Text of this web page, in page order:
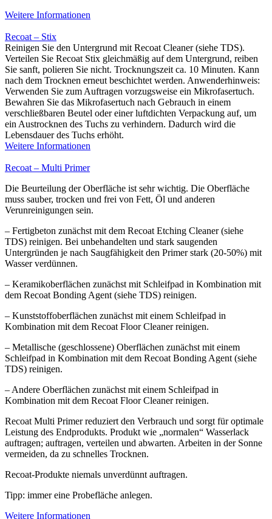
Weitere Informationen
Recoat – Stix
Reinigen Sie den Untergrund mit Recoat Cleaner (siehe TDS).
Verteilen Sie Recoat Stix gleichmäßig auf dem Untergrund, reiben
Sie sanft, polieren Sie nicht. Trocknungszeit ca. 10 Minuten. Kann
nach dem Trocknen erneut beschichtet werden. Anwenderhinweis:
Verwenden Sie zum Auftragen vorzugsweise ein Mikrofasertuch.
Bewahren Sie das Mikrofasertuch nach Gebrauch in einem
verschließbaren Beutel oder einer luftdichten Verpackung auf, um
ein Austrocknen des Tuchs zu verhindern. Dadurch wird die
Lebensdauer des Tuchs erhöht.
Weitere Informationen
Recoat – Multi Primer
Die Beurteilung der Oberfläche ist sehr wichtig. Die Oberfläche
muss sauber, trocken und frei von Fett, Öl und anderen
Verunreinigungen sein.
– Fertigbeton zunächst mit dem Recoat Etching Cleaner (siehe
TDS) reinigen. Bei unbehandelten und stark saugenden
Untergründen je nach Saugfähigkeit den Primer stark (20-50%) mit
Wasser verdünnen.
– Keramikoberflächen zunächst mit Schleifpad in Kombination mit
dem Recoat Bonding Agent (siehe TDS) reinigen.
– Kunststoffoberflächen zunächst mit einem Schleifpad in
Kombination mit dem Recoat Floor Cleaner reinigen.
– Metallische (geschlossene) Oberflächen zunächst mit einem
Schleifpad in Kombination mit dem Recoat Bonding Agent (siehe
TDS) reinigen.
– Andere Oberflächen zunächst mit einem Schleifpad in
Kombination mit dem Recoat Floor Cleaner reinigen.
Recoat Multi Primer reduziert den Verbrauch und sorgt für optimale
Leistung des Endprodukts. Produkt wie „normalen“ Wasserlack
auftragen; auftragen, verteilen und abwarten. Arbeiten in der Sonne
vermeiden, da zu schnelles Trocknen.
Recoat-Produkte niemals unverdünnt auftragen.
Tipp: immer eine Probefläche anlegen.
Weitere Informationen